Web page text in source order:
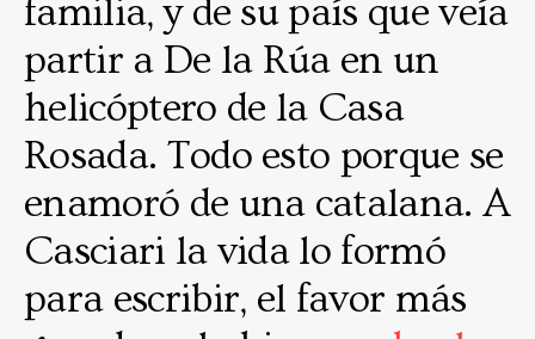
familia, y de su país que veía
partir a De la Rúa en un
helicóptero de la Casa
Rosada. Todo esto porque se
enamoró de una catalana. A
Casciari la vida lo formó
para escribir, el favor más